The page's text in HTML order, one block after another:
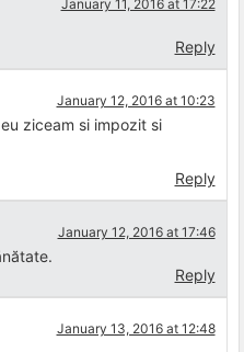
January 11, 2016 at 17:22
Reply
January 12, 2016 at 10:23
ziceam si impozit si
Reply
January 12, 2016 at 17:46
Reply
January 13, 2016 at 12:48